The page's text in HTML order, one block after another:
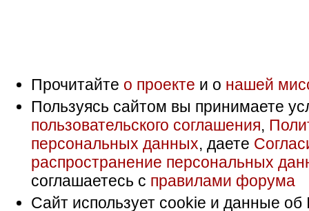
Прочитайте о проекте и о нашей
Пользуясь сайтом вы принимаете
пользовательского соглашения,
персональных данных, даете
распространение персональных
соглашаетесь с правилами форума
Сайт использует cookie и данные об